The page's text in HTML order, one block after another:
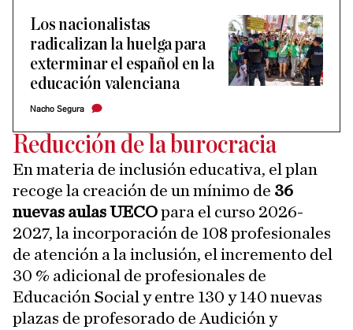
Los nacionalistas
radicalizan la huelga para
exterminar el español en la
educación valenciana
Nacho Segura
Reducción de la burocracia
En materia de inclusión educativa, el plan
recoge la creación de un mínimo de 36
nuevas aulas UECOpara el curso 2026-
2027, la incorporación de 108 profesionales
de atención a la inclusión, el incremento del
30 % adicional de profesionales de
Educación Social y entre 130 y 140 nuevas
plazas de profesorado de Audición y